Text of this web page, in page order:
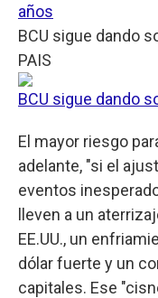
años
BCU sigue dando
PAIS
BCU sigue dando
El mayor riesgo
adelante, "si el
eventos
lleven a un
EE.UU., un
dólar fuerte y un
capitales. Ese